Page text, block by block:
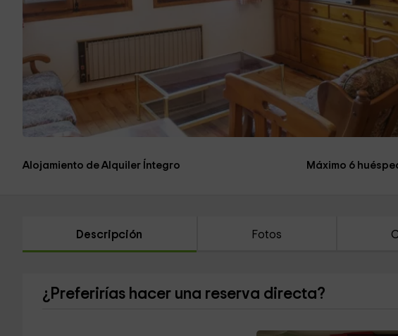
Alojamiento de Alquiler Íntegro Máximo 6
Descripción Fotos
¿Preferirías hacer una reserva directa?